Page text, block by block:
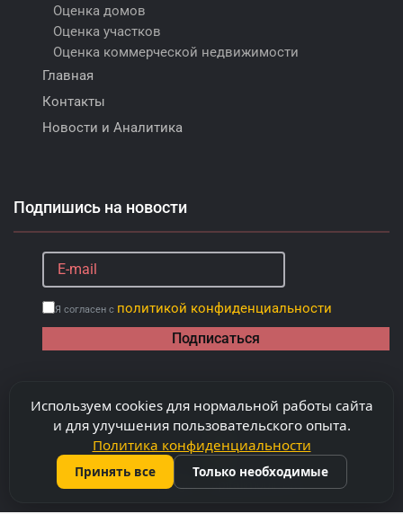
Используем cookies для нормальной работы сайта
и для улучшения пользовательского опыта.
Политика конфиденциальности
Принять все Только необходимые
Оценка домов
Оценка участков
Оценка коммерческой недвижимости
Главная
Контакты
Новости и Аналитика
Подпишись на новости
Я согласен с политикой конфиденциальности
Подписаться
Copyright "Capitalimobil" SRL